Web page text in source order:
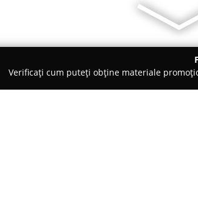
Verificați cum puteți obține materiale